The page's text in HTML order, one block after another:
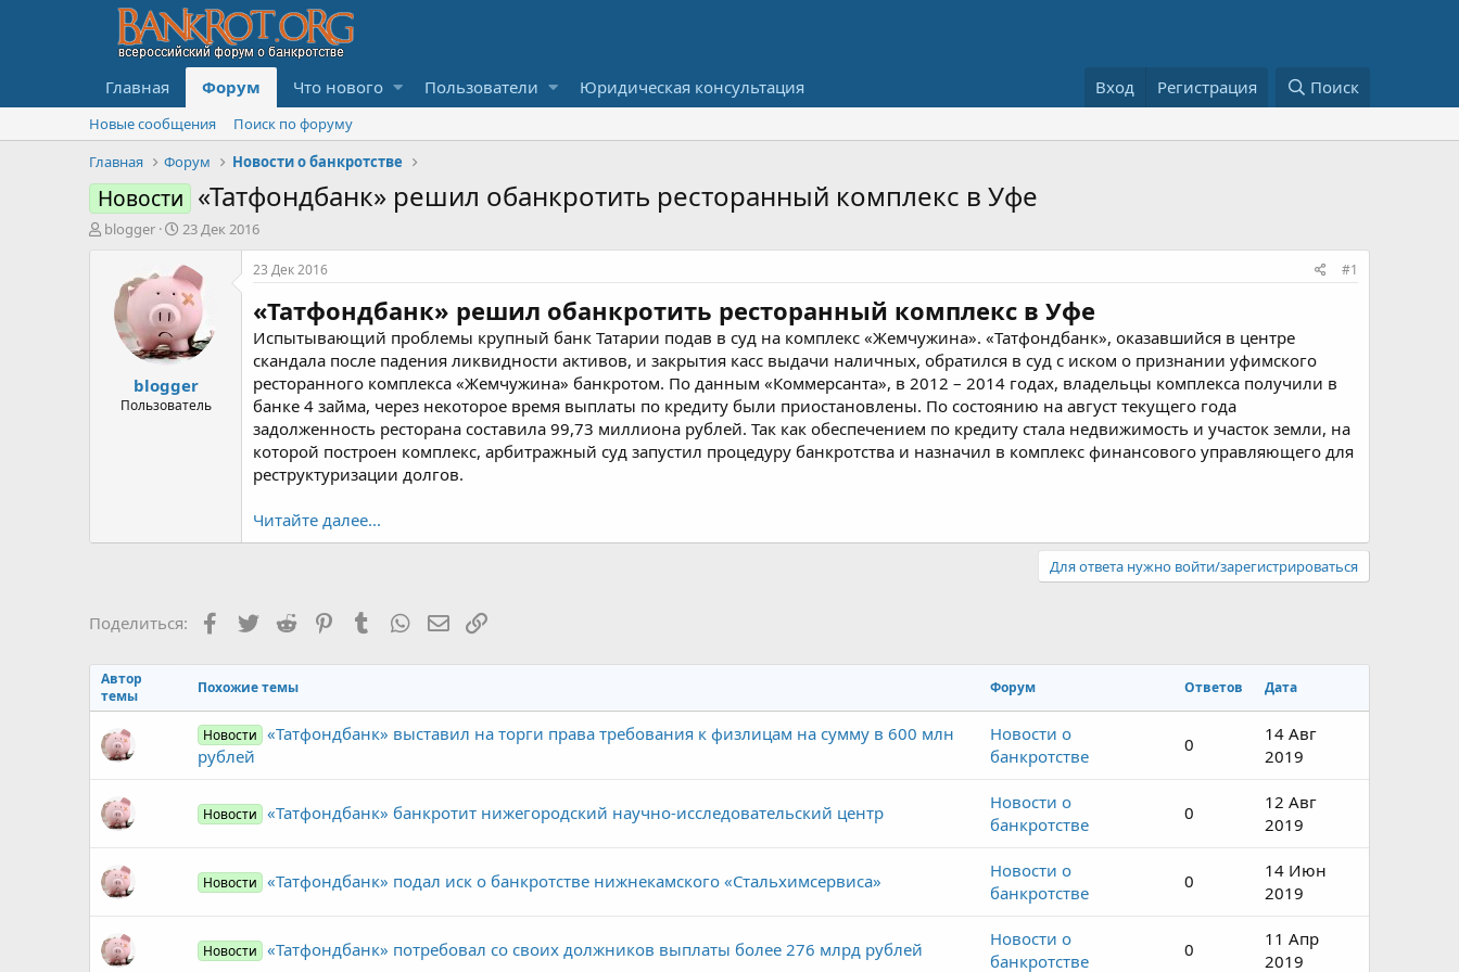
Главная Форум Что нового Пользователи Юридическая консультация Вход Регистрация Поиск
Новые сообщения
Поиск по форуму
Главная
Форум Новости о банкротстве
Новости «Татфондбанк» решил обанкротить ресторанный комплекс в Уфе
А
blogger
Д
т
а
н
а
ч
а
л
а
23 Дек 2016
blogger
Пользователь
23 Дек 2016 #1
«Татфондбанк» решил обанкротить ресторанный комплекс в Уфе
Испытывающий проблемы крупный банк Татарии подав в суд на комплекс «Жемчужина». «Татфондбанк», оказавшийся в центре
скандала после падения ликвидности активов, и закрытия касс выдачи наличных, обратился в суд с иском о признании уфимского
ресторанного комплекса «Жемчужина» банкротом. По данным «Коммерсанта», в 2012 – 2014 годах, владельцы комплекса получили в
банке 4 займа, через некоторое время выплаты по кредиту были приостановлены. По состоянию на август текущего года
задолженность ресторана составила 99,73 миллиона рублей. Так как обеспечением по кредиту стала недвижимость и участок земли, на
которой построен комплекс, арбитражный суд запустил процедуру банкротства и назначил в комплекс финансового управляющего для
реструктуризации долгов.
Читайте далее...
Для ответа нужно войти/зарегистрироваться
Поделиться: Facebook
TwitterReddit PinterestTumblrWhatsAppЭлектронная почта
Ссылка
Автор
темы
Похожие темы Форум Ответов Дата
Новости «Татфондбанк» выставил на торги права требования к физлицам на сумму в 600 млн
рублей
Новости о
банкротстве
0
14 Авг
2019
Новости «Татфондбанк» банкротит нижегородский научно-исследовательский центр
Новости о
банкротстве
0
12 Авг
2019
Новости «Татфондбанк» подал иск о банкротстве нижнекамского «Стальхимсервиса»
Новости о
банкротстве
0
14 Июн
2019
Новости «Татфондбанк» потребовал со своих должников выплаты более 276 млрд рублей
Новости о
банкротстве
0
11 Апр
2019